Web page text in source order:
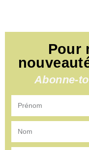
Pour
Abonne-